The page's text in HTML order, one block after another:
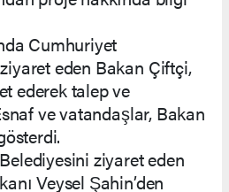
Cumhuriyet
eden Bakan Çiftçi,
ederek talep ve
ve vatandaşlar, Bakan
ziyaret eden
Veysel Şahin’den